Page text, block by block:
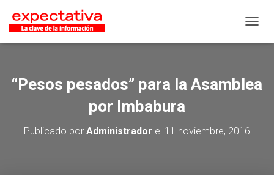
“Pesos pesados” para la Asamblea
por Imbabura
Publicado por Administrador el 11 noviembre, 2016